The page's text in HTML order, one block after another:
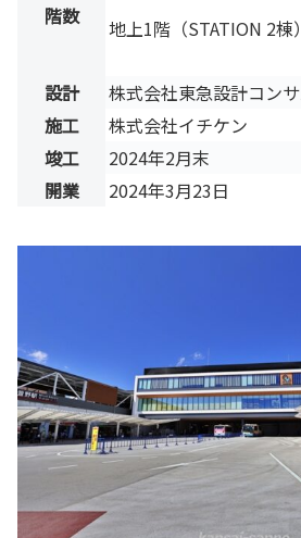
階数 地上1階（STATION 2棟）
設計
株式会社東急設計コン
施工
株式会社イチケン
竣工
2024年2月末
開業
2024年3月23日